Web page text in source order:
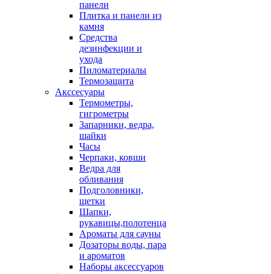
панели
Плитка и панели из
камня
Средства
дезинфекции и
ухода
Пиломатериалы
Термозащита
Аксcесуары
Термометры,
гигрометры
Запарники, ведра,
шайки
Часы
Черпаки, ковши
Ведра для
обливания
Подголовники,
щетки
Шапки,
рукавицы,полотенца
Ароматы для сауны
Дозаторы воды, пара
и ароматов
Наборы аксессуаров